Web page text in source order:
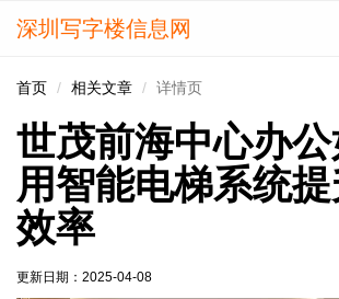
深圳写字楼信息网
首页 相关文章 详情页
世茂前海中心办公
用智能电梯系统
效率
更新日期： 2025-04-08